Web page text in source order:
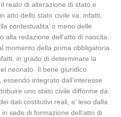
reato di alterazione di stato e
atto dello stato civile va, infatti,
contestualita’ o meno delle
alla redazione dell’atto di nascita.
momento della prima obbligatoria
in grado di determinare la
neonato. Il bene giuridico
essendo integrato dall’interesse
uno stato civile difforme da
dati costitutivi reali, e’ leso dalla
sede di formazione dell’atto di